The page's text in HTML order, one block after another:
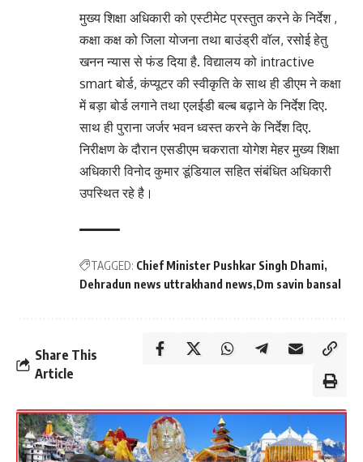
मुख्य शिक्षा अधिकारी को एस्टीमेट प्रस्तुत करने के निर्देश ,
कक्षा कक्ष को जिला योजना तथा बाउंड्री वॉल, रसोई हेतु
खनन न्यास से फंड दिया है. विद्यालय को intractive
smart बोर्ड, कंप्यूटर की स्वीकृति के साथ ही डीएम ने कक्षा
में बड़ा बोर्ड लगाने तथा एलईडी बल्ब बढ़ाने के निर्देश दिए.
साथ ही पुराना जर्जर भवन ध्वस्त करने के निर्देश दिए.
निरीक्षण के दौरान एसडीएम चकराता योगेश मेहर मुख्य शिक्षा
अधिकारी विनोद कुमार डूंडियाल सहित संबंधित अधिकारी
उपस्थित रहे है।
TAGGED: Chief Minister Pushkar Singh Dhami
Dehradun news uttrakhand news Dm savin bansal
Share This
Article